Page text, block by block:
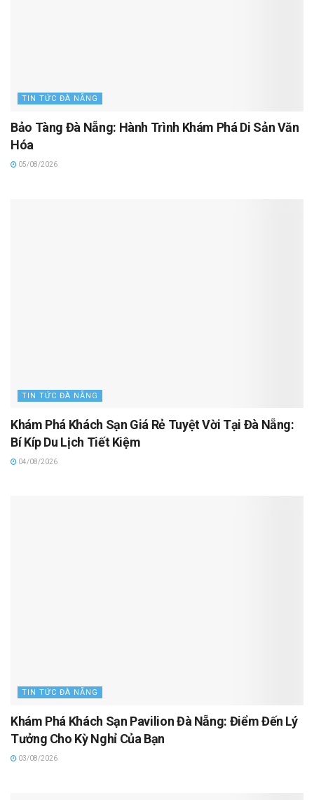
TIN TỨC ĐÀ NẴNG
Bảo Tàng Đà Nẵng: Hành Trình Khám Phá Di Sản Văn
Hóa
05/08/2026
TIN TỨC ĐÀ NẴNG
Khám Phá Khách Sạn Giá Rẻ Tuyệt Vời Tại Đà Nẵng:
Bí Kíp Du Lịch Tiết Kiệm
04/08/2026
TIN TỨC ĐÀ NẴNG
Khám Phá Khách Sạn Pavilion Đà Nẵng: Điểm Đến Lý
Tưởng Cho Kỳ Nghỉ Của Bạn
03/08/2026